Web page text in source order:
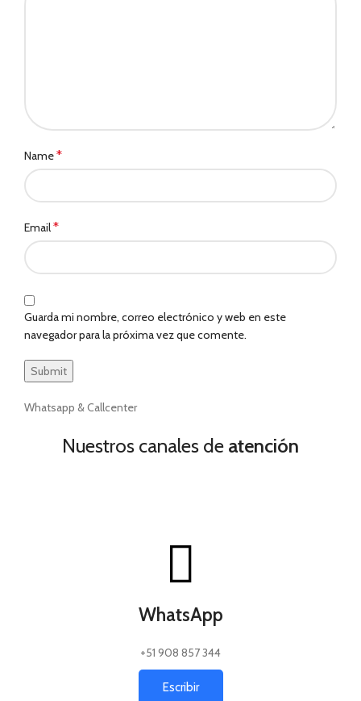
Name*
Email*
Guarda mi nombre, correo electrónico y web en este
navegador para la próxima vez que comente.
Whatsapp & Callcenter
Nuestros canales de atención
WhatsApp
+51 908 857 344
Escribir